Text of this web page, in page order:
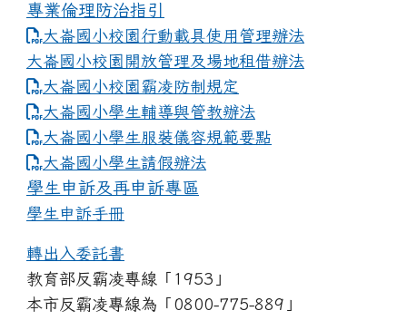
專業倫理防治指引
大崙國小校園行動載具使用管理辦法
大崙國小校園開放管理及場地租借辦法
大崙國小校園霸凌防制規定
大崙國小學生輔導與管教辦法
大崙國小學生服裝儀容規範要點
link to https://www.dles.tyc.edu.tw/uploads/
大崙國小學生請假辦法
學生申訴及再申訴專區
學生申訴手冊
轉出入委託書
教育部反霸凌專線「1953」
本市反霸凌專線為「0800-775-889」